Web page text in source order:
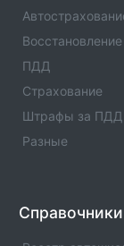
Оператор
оператора,
Информация
Оператор
Оператор
ПДД
Страхование
Штрафы за ПДД
Разные
Справочники